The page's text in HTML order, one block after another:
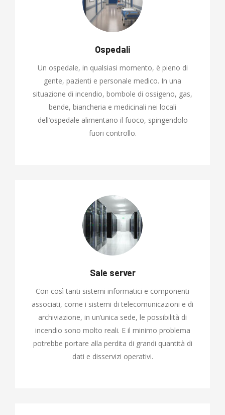
Ospedali
Un ospedale, in qualsiasi momento, è pieno di
gente, pazienti e personale medico. In una
situazione di incendio, bombole di ossigeno, gas,
bende, biancheria e medicinali nei locali
dell’ospedale alimentano il fuoco, spingendolo
fuori controllo.
Sale server
Con così tanti sistemi informatici e componenti
associati, come i sistemi di telecomunicazioni e di
archiviazione, in un’unica sede, le possibilità di
incendio sono molto reali. E il minimo problema
potrebbe portare alla perdita di grandi quantità di
dati e disservizi operativi.